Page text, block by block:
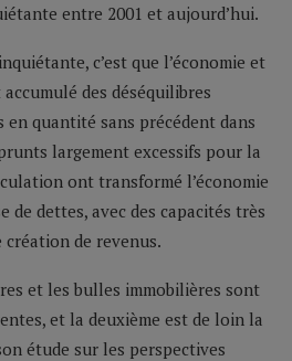
entre 2001 et aujourd’hui.
c’est que l’économie et
des déséquilibres
quantité sans précédent dans
largement excessifs pour la
ont transformé l’économie
de dettes, avec des capacités très
création de revenus.
et les bulles immobilières sont
et la deuxième est de loin la
étude sur les perspectives